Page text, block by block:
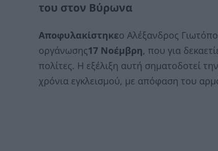
του στον Βύρωνα
Αποφυλακίστηκεο Αλέξανδρος
οργάνωσης17 Νοέμβρη, που για
πολίτες. Η εξέλιξη αυτή σηματοδοτεί
χρόνια εγκλεισμού, με απόφαση του